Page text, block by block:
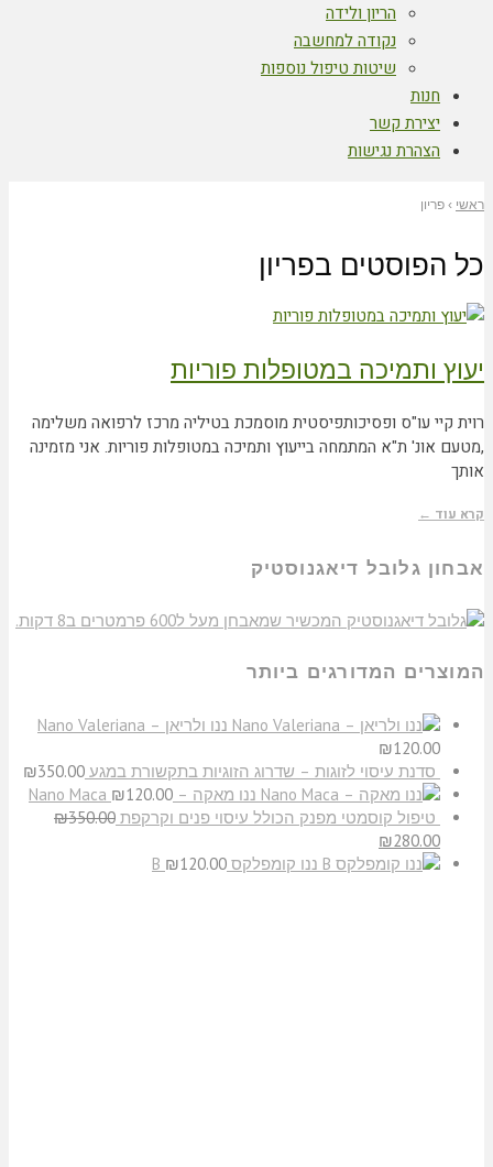
הריון ולידה
נקודה למחשבה
שיטות טיפול נוספות
חנות
יצירת קשר
הצהרת נגישות
ראשי › פריון
כל הפוסטים בפריון
יעוץ ותמיכה במטופלות פוריות
רוית קיי עו"ס ופסיכותפיסטית מוסמכת בטיליה מרכז לרפואה משלימה
,מטעם אונ' ת"א המתמחה בייעוץ ותמיכה במטופלות פוריות. אני מזמינה
אותך
קרא עוד ←
אבחון גלובל דיאגנוסטיק
המוצרים המדורגים ביותר
ננו ולריאן – Nano Valeriana
₪ 120.00
סדנת עיסוי לזוגות – שדרוג הזוגיות בתקשורת במגע
₪350.00
ננו מאקה – Nano Maca
₪ 120.00
טיפול קוסמטי מפנק הכולל עיסוי פנים וקרקפת
₪350.00
₪280.00
ננו קומפלקס B
₪ 120.00